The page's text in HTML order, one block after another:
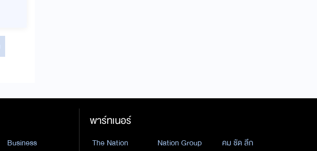
Business
พาร์ทเนอร์
The Nation Nation Group คม ชัด ลึก